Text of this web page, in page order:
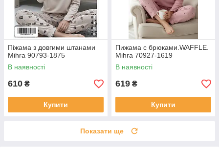
Піжама з довгими штанами
Mihra 90793-1875
В наявності
610 ₴
Купити
Пижама с брюками.WAFFLE.
Mihra 70927-1619
В наявності
619 ₴
Купити
Показати ще